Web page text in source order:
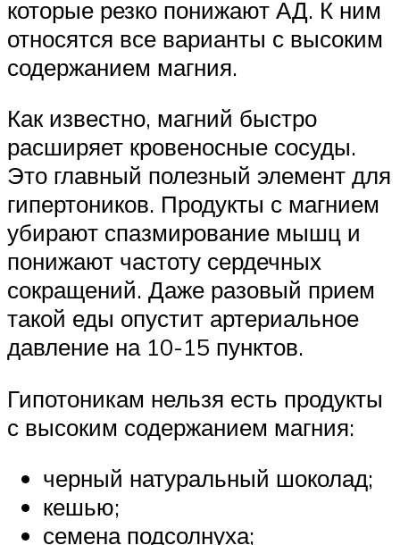
которые резко понижают АД. К ним
относятся все варианты с высоким
содержанием магния.
Как известно, магний быстро
расширяет кровеносные сосуды.
Это главный полезный элемент для
гипертоников. Продукты с магнием
убирают спазмирование мышц и
понижают частоту сердечных
сокращений. Даже разовый прием
такой еды опустит артериальное
давление на 10-15 пунктов.
Гипотоникам нельзя есть продукты
с высоким содержанием магния:
черный натуральный шоколад;
кешью;
семена подсолнуха;